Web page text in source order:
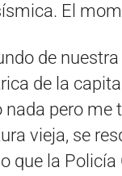
El
de
de la
pero me
vieja, se
que la Policía